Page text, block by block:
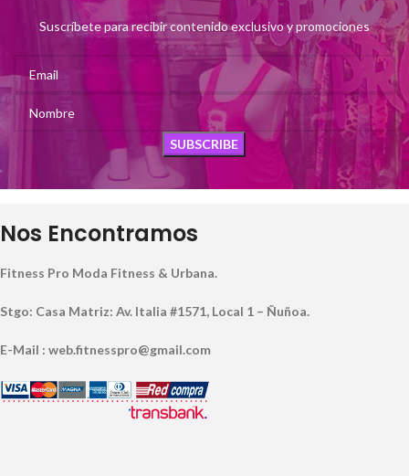
Suscríbete para recibir contenido exclusivo y promociones
Nos Encontramos
Fitness Pro Moda Fitness & Urbana.
Stgo: Casa Matriz: Av. Italia #1571, Local 1 – Ñuñoa.
E-Mail : web.fitnesspro@gmail.com